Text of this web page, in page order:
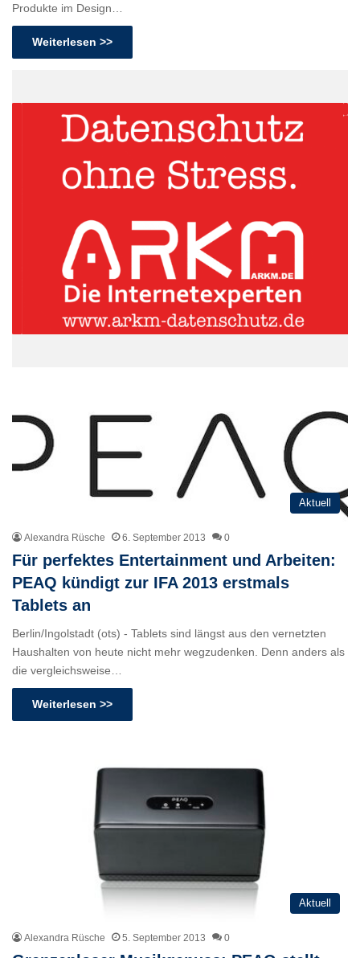
Produkte im Design…
Weiterlesen >>
Aktuell
Alexandra Rüsche 6. September 2013 0
Für perfektes Entertainment und Arbeiten:
PEAQ kündigt zur IFA 2013 erstmals
Tablets an
Berlin/Ingolstadt (ots) - Tablets sind längst aus den vernetzten
Haushalten von heute nicht mehr wegzudenken. Denn anders als
die vergleichsweise…
Weiterlesen >>
Aktuell
Alexandra Rüsche 5. September 2013 0